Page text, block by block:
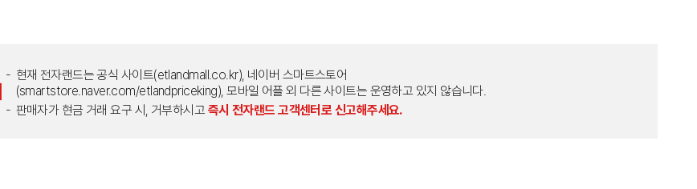
현재 전자랜드는 공식 사이트(etlandmall.co.kr), 네이버 스마트스토어
(smartstore.naver.com/etlandpriceking), 모바일 어플 외 다른 사이트는 운영하고 있지 않습니다.
판매자가 현금 거래 요구 시, 거부하시고 즉시 전자랜드 고객센터로 신고해주세요.